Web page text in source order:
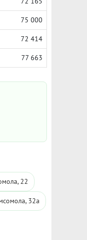
75 000
72 414
77 663
22
32а